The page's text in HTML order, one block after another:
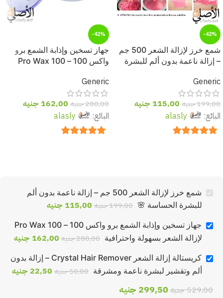
-42%
شمع خرز لإزالة الشعر 500 جم
– إزالة ناعمة بدون ألم للبشرة
Generic
199,00جنيه 115,00 جنيه
البائع:
alasly
-42%
جهاز تسخين وإذابة الشمع برو
واكس 100 – Pro Wax 100
Generic
280,00جنيه 162,00 جنيه
البائع:
alasly
شمع خرز لإزالة الشعر 500 جم – إزالة ناعمة بدون ألم
للبشرة الحساسة 🌸 199,00جنيه 115,00 جنيه
جهاز تسخين وإذابة الشمع برو واكس 100 – Pro Wax 100
لإزالة الشعر بسهولة واحترافية 280,00جنيه 162,00 جنيه
كريستالة إزالة الشعر Crystal Hair Remover – إزالة بدون
ألم وتقشير لبشرة ناعمة ومشرقة 50,00جنيه 22,50 جنيه
529,00جنيه299,50 جنيه